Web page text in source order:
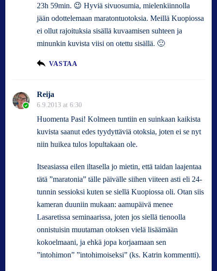
23h 59min. 😉 Hyviä sivuosumia, mielenkiinnolla
jään odottelemaan maratontuotoksia. Meillä Kuopiossa
ei ollut rajoituksia sisällä kuvaamisen suhteen ja
minunkin kuvista viisi on otettu sisällä. 🙂
VASTAA
Reija
6.9.2013 at 6:30
Huomenta Pasi! Kolmeen tuntiin en suinkaan kaikista
kuvista saanut edes tyydyttäviä otoksia, joten ei se nyt
niin huikea tulos lopultakaan ole.
Itseasiassa eilen iltasella jo mietin, että taidan laajentaa
tätä ”maratonia” tälle päivälle siihen viiteen asti eli 24-
tunnin sessioksi kuten se siellä Kuopiossa oli. Otan siis
kameran duuniin mukaan: aamupäivä menee
Lasaretissa seminaarissa, joten jos siellä tienoolla
onnistuisin muutaman otoksen vielä lisäämään
kokoelmaani, ja ehkä jopa korjaamaan sen
”intohimon” ”intohimoiseksi” (ks. Katrin kommentti).